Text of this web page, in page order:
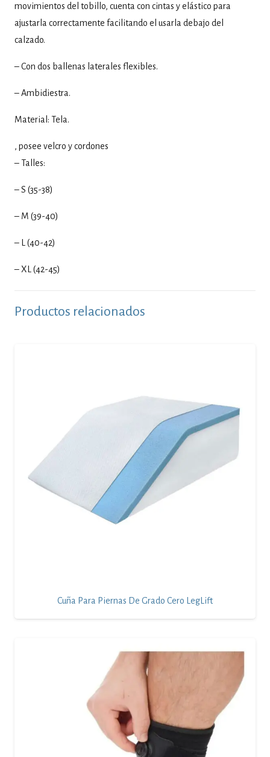
movimientos del tobillo, cuenta con cintas y elástico para
ajustarla correctamente facilitando el usarla debajo del
calzado.
– Con dos ballenas laterales flexibles.
– Ambidiestra.
Material: Tela.
, posee velcro y cordones
– Talles:
– S (35-38)
– M (39-40)
– L (40-42)
– XL (42-45)
Productos relacionados
Cuña Para Piernas De Grado Cero LegLift